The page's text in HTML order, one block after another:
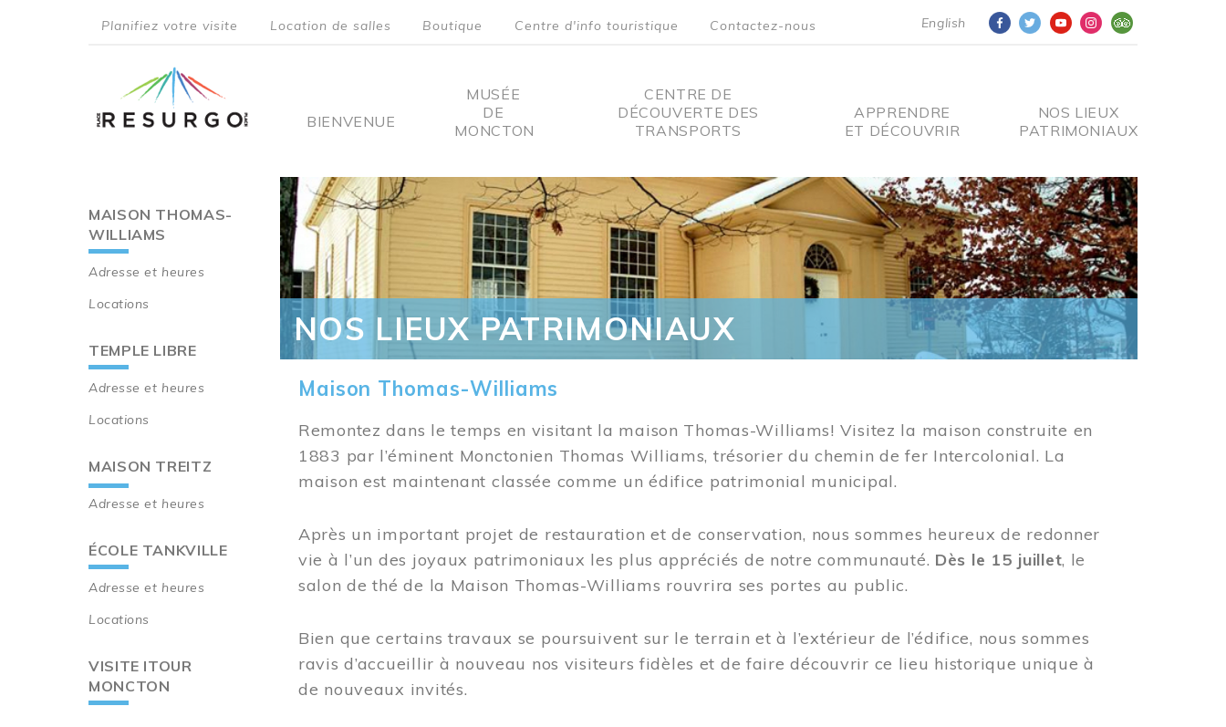
English
menu
Planifiez votre visite Location de salles Boutique Centre d'info touristique Contactez-nous
Main
BIENVENUE
MUSÉE
DE
MONCTON
CENTRE DE
DÉCOUVERTE DES
TRANSPORTS
APPRENDRE
ET DÉCOUVRIR
NOS LIEUX
PATRIMONIAUX
Main
navigation
MAISON THOMAS-
WILLIAMS
Adresse et heures
Locations
TEMPLE LIBRE
Adresse et heures
Locations
MAISON TREITZ
Adresse et heures
ÉCOLE TANKVILLE
Adresse et heures
Locations
VISITE ITOUR
MONCTON
NOS LIEUX PATRIMONIAUX
Maison Thomas-Williams
Remontez dans le temps en visitant la maison Thomas-Williams! Visitez la maison construite en
1883 par l’éminent Monctonien Thomas Williams, trésorier du chemin de fer Intercolonial. La
maison est maintenant classée comme un édifice patrimonial municipal.
Après un important projet de restauration et de conservation, nous sommes heureux de redonner
vie à l’un des joyaux patrimoniaux les plus appréciés de notre communauté. Dès le 15 juillet, le
salon de thé de la Maison Thomas-Williams rouvrira ses portes au public.
Bien que certains travaux se poursuivent sur le terrain et à l’extérieur de l’édifice, nous sommes
ravis d’accueillir à nouveau nos visiteurs fidèles et de faire découvrir ce lieu historique unique à
de nouveaux invités.